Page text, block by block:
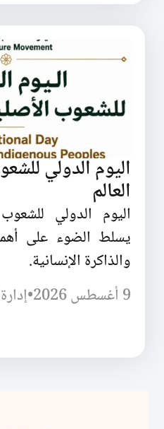
اليوم الدولي
العالم
اليوم الدولي
يسلط الضوء على
والذاكرة الإنسانية.
9 أغسطس 2026
•